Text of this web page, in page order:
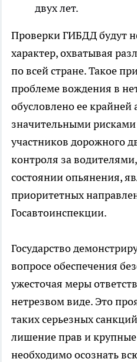
двух лет.
Проверки ГИБДД будут
характер, охватывая
по всей стране. Такое
проблеме вождения в
обусловлено ее крайней
значительными рисками
участников дорожного
контроля за
состоянии опьянения,
приоритетных
Госавтоинспекции.
Государство
вопросе обеспечения
ужесточая меры
нетрезвом виде. Это
таких серьезных
лишение прав и
необходимо осознать